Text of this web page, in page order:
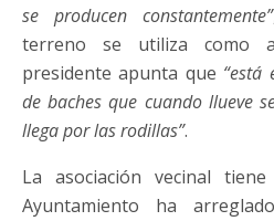
se producen constantemente”
terreno se utiliza como
presidente apunta que “está
de baches que cuando llueve
llega por las rodillas”.
La asociación vecinal
Ayuntamiento ha